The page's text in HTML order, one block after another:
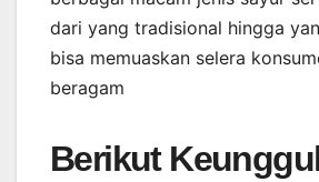
dari yang tradisional hingga
bisa memuaskan selera
beragam
Berikut